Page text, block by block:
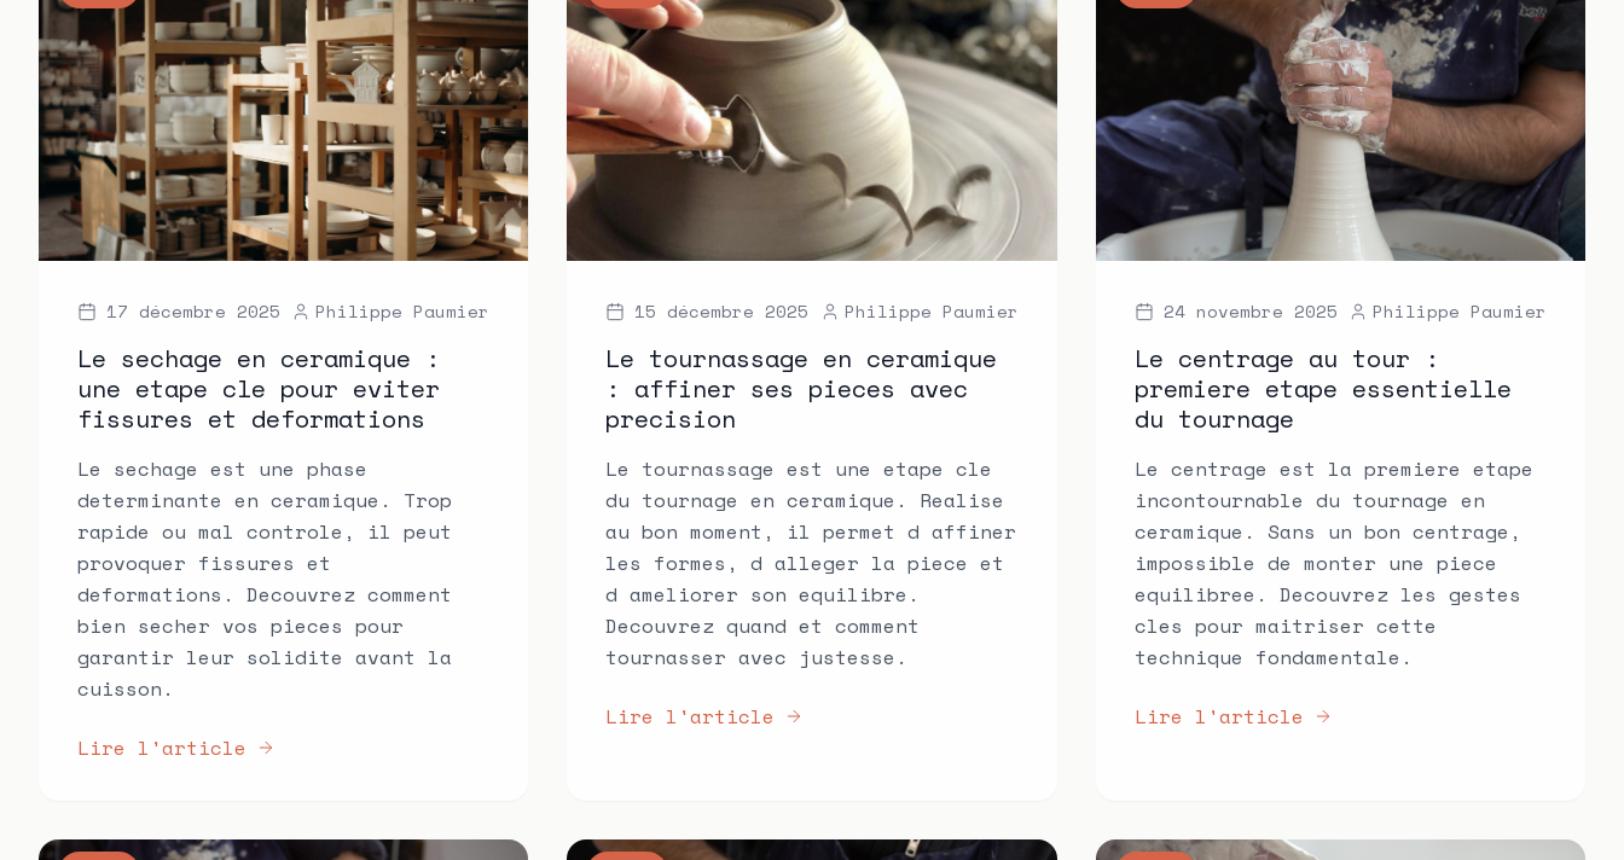
17 décembre 2025 Philippe Paumier
Le sechage en ceramique :
une etape cle pour eviter
fissures et deformations
Le sechage est une phase
determinante en ceramique. Trop
rapide ou mal controle, il peut
provoquer fissures et
deformations. Decouvrez comment
bien secher vos pieces pour
garantir leur solidite avant la
cuisson.
Lire l'article
15 décembre 2025 Philippe Paumier
Le tournassage en ceramique
: affiner ses pieces avec
precision
Le tournassage est une etape cle
du tournage en ceramique. Realise
au bon moment, il permet d affiner
les formes, d alleger la piece et
d ameliorer son equilibre.
Decouvrez quand et comment
tournasser avec justesse.
Lire l'article
24 novembre 2025 Philippe Paumier
Le centrage au tour :
premiere etape essentielle
du tournage
Le centrage est la premiere etape
incontournable du tournage en
ceramique. Sans un bon centrage,
impossible de monter une piece
equilibree. Decouvrez les gestes
cles pour maitriser cette
technique fondamentale.
Lire l'article